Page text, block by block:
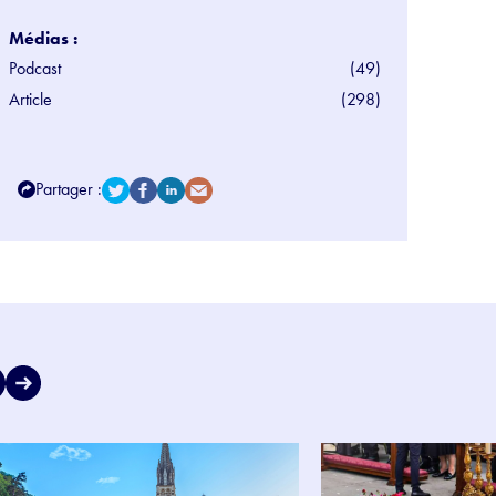
Médias :
Podcast
(49)
Article
(298)
Partager :